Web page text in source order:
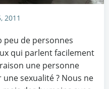
2011
peu de personnes
qui parlent facilement
une personne
sexualité ? Nous ne